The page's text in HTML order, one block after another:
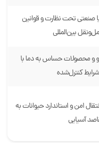
صنعتی تحت نظارت و قوانین
بین‌المللی
و محصولات حساس به دما با
کنترل‌شده
امن و استاندارد حیوانات به
آسیایی